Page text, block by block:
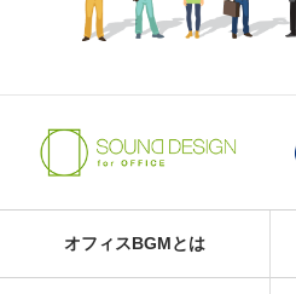
オフィスBGMとは